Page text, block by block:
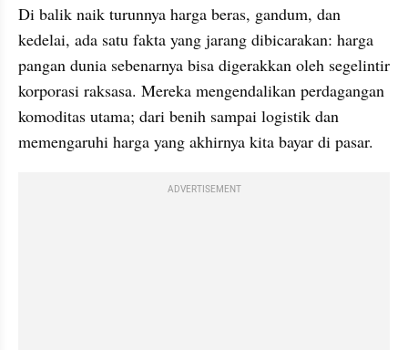
Di balik naik turunnya harga beras, gandum, dan
kedelai, ada satu fakta yang jarang dibicarakan: harga
pangan dunia sebenarnya bisa digerakkan oleh segelintir
korporasi raksasa. Mereka mengendalikan perdagangan
komoditas utama; dari benih sampai logistik dan
memengaruhi harga yang akhirnya kita bayar di pasar.
ADVERTISEMENT